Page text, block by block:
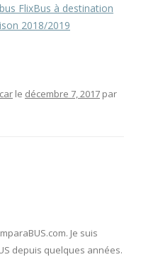
FlixBus à destination
2018/2019
le décembre 7, 2017 par
Je suis
depuis quelques années.